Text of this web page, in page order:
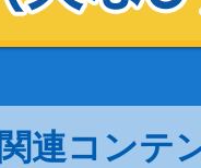
関連コンテ